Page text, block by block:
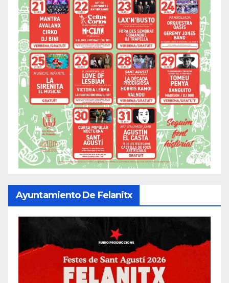
Ayuntamiento De Felanitx